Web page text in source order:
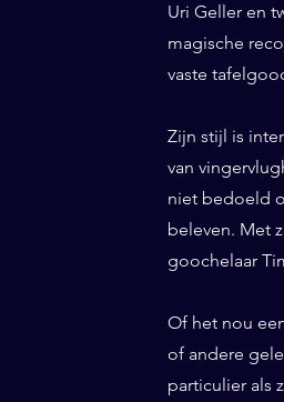
Uri Geller en
magische
vaste
Zijn stijl is
van
niet bedoeld
beleven. Met
goochelaar
Of het nou
of andere
particulier als